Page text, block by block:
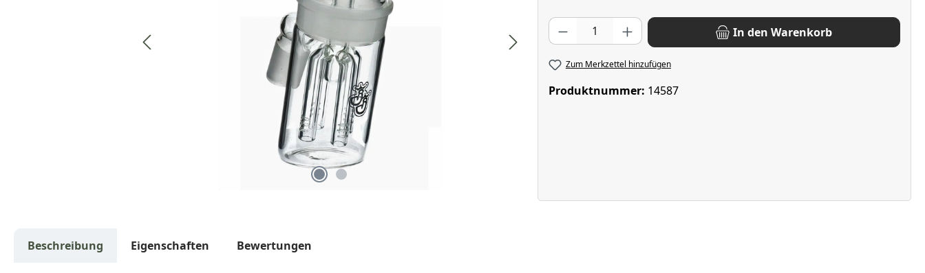
Produkt Anzahl: Gib den gewünschten Wert ein oder benutze die Schaltflächen
In den Warenkorb
Zum Merkzettel hinzufügen
Produktnummer: 14587
Beschreibung Eigenschaften Bewertungen